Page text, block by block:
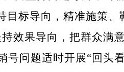
标导向，精准施策
效果导向，把群众满
问题适时开展“回头